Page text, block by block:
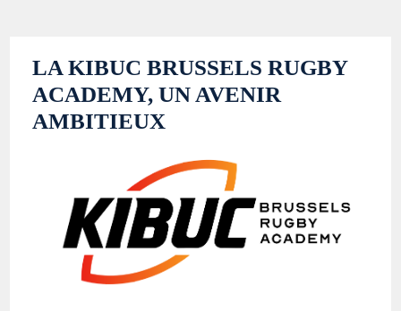
LA KIBUC BRUSSELS RUGBY
ACADEMY, UN AVENIR
AMBITIEUX